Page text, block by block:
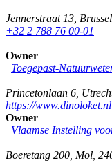
Jennerstraat 13 Brussel
+32 2 788 76 00-01
Owner
Toegepast-
Princetonlaan 6
https://www.dinoloket.nl
Owner
Vlaamse Instelling
Boeretang 200 Mol